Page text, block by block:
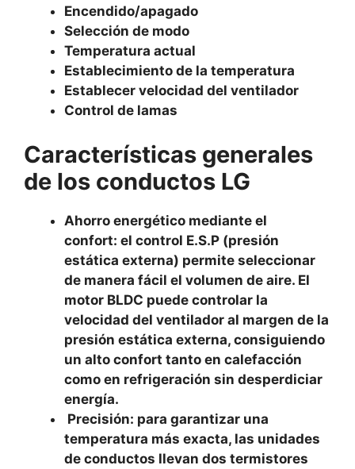
Encendido/apagado
Selección de modo
Temperatura actual
Establecimiento de la temperatura
Establecer velocidad del ventilador
Control de lamas
Características generales
de los conductos LG
Ahorro energético mediante el
confort: el control E.S.P (presión
estática externa) permite seleccionar
de manera fácil el volumen de aire. El
motor BLDC puede controlar la
velocidad del ventilador al margen de la
presión estática externa, consiguiendo
un alto confort tanto en calefacción
como en refrigeración sin desperdiciar
energía.
Precisión: para garantizar una
temperatura más exacta, las unidades
de conductos llevan dos termistores